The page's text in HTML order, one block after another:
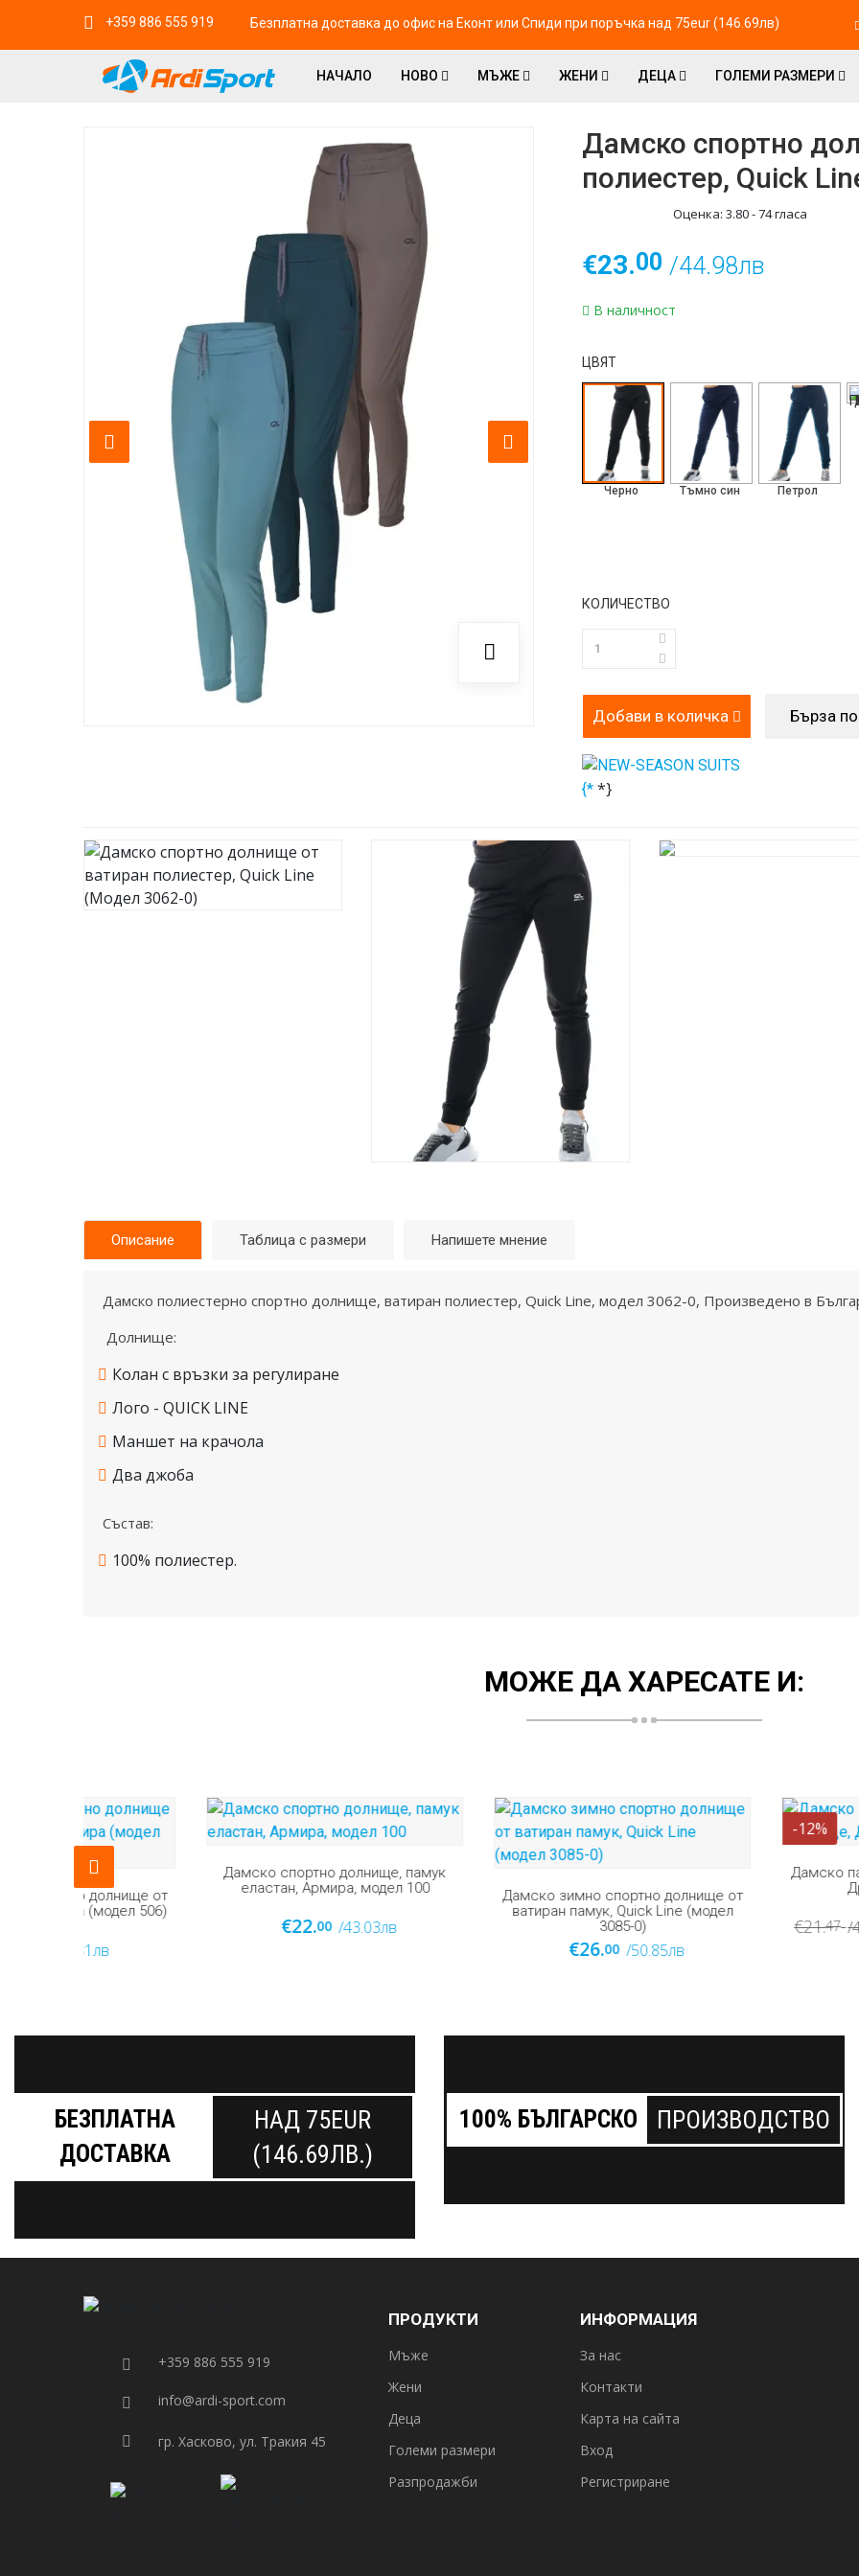
+359 886 555 919 Безплатна доставка до офис на Eконт или Спиди при поръчка над 75eur (146.69лв)
НАЧАЛО НОВО МЪЖЕ ЖЕНИ ДЕЦА ГОЛЕМИ РАЗМЕРИ
Дамско спортно
полиестер, Quick
Оценка: 3.80-74гласа
€23.00 /44.98лв
В наличност
ЦВЯТ
Черно Тъмно син Петрол
КОЛИЧЕСТВО
Добави в количка Бърза
{* *}
Описание Таблица с размери Напишете мнение
Дамско полиестерно спортно долнище, ватиран полиестер, Quick Line, модел 3062-0, Произведено в
Долнище:
Колан с връзки за регулиране
Лого - QUICK LINE
Маншет на крачола
Два джоба
Състав:
100% полиестер.
МОЖЕ ДА ХАРЕСАТЕ И:
Дамско спортно долнище, памук
еластан, Армира, модел 100
€22.
Дамско зимно спортно долнище от
ватиран памук, Quick Line (модел
-12%
Дамско памучно спортно
Дрийтън, модел 67
€21. €19.00
БЕЗПЛАТНА
ДОСТАВКА
НАД 75EUR
(146.69ЛВ.)
100% БЪЛГАРСКО ПРОИЗВОДСТВО
+359 886 555 919
info@ardi-sport.com
гр. Хасково, ул. Тракия 45
ПРОДУКТИ
Мъже
Жени
Деца
Големи размери
Разпродажби
ИНФОРМАЦИЯ
За нас
Контакти
Карта на сайта
Вход
Регистриране